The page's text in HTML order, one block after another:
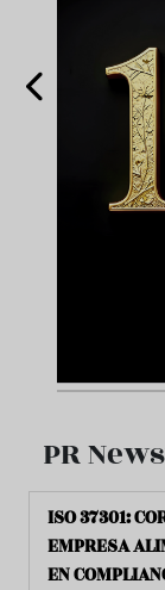
PR
ISO 37301:
EMPRESA
EN